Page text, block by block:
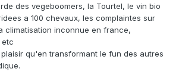
des vegeboomers, la Tourtel, le vin bio
a 100 chevaux, les complaintes sur
climatisation inconnue en france,
qu'en transformant le fun des autres